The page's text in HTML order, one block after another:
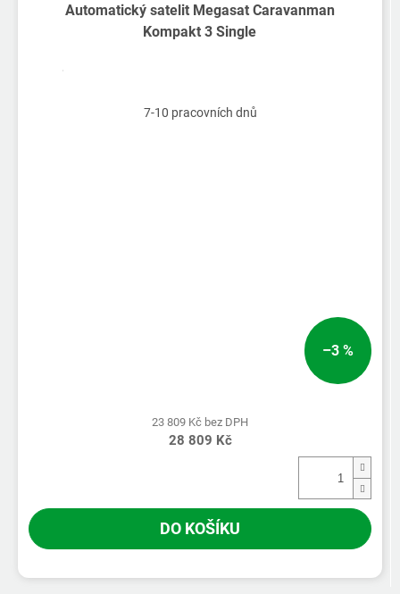
Automatický satelit Megasat Caravanman
Kompakt 3 Single
7-10 pracovních dnů
–3 %
23 809 Kč bez DPH
28 809 Kč
DO KOŠÍKU